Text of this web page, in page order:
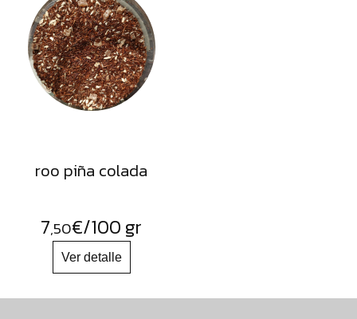
roo piña colada
7,50€/100 gr